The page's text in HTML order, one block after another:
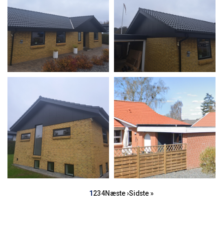
Side
1Side
2Side
3Side
4Næste
Næste ›Sidste
Sidste »